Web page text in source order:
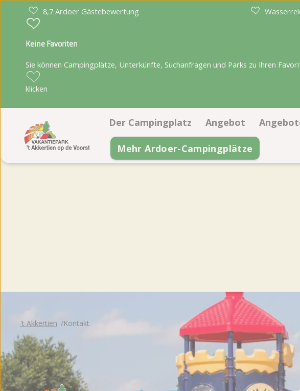
8,7 Ardoer Gästebewertung
Keine Favoriten
Sie können Campingplätze, Unterkünfte, Suchanfragen und Parks zu Ihren
klicken
Der Campingplatz
Einrichtungen
Angebot
Stellplätze
Mehr Ardoer-Campingplätze
't Akkertien Kontakt